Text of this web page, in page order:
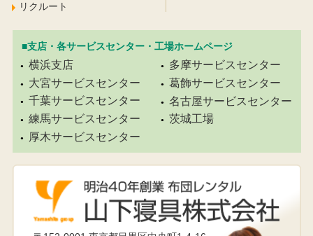
リクルート
■支店・各サービスセンター・工場ホームページ
横浜支店
大宮サービスセンター
千葉サービスセンター
練馬サービスセンター
厚木サービスセンター
多摩サービスセンター
葛飾サービスセンター
名古屋サービスセンター
茨城工場